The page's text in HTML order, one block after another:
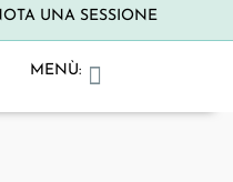
UNA SESSIONE
MENÙ: